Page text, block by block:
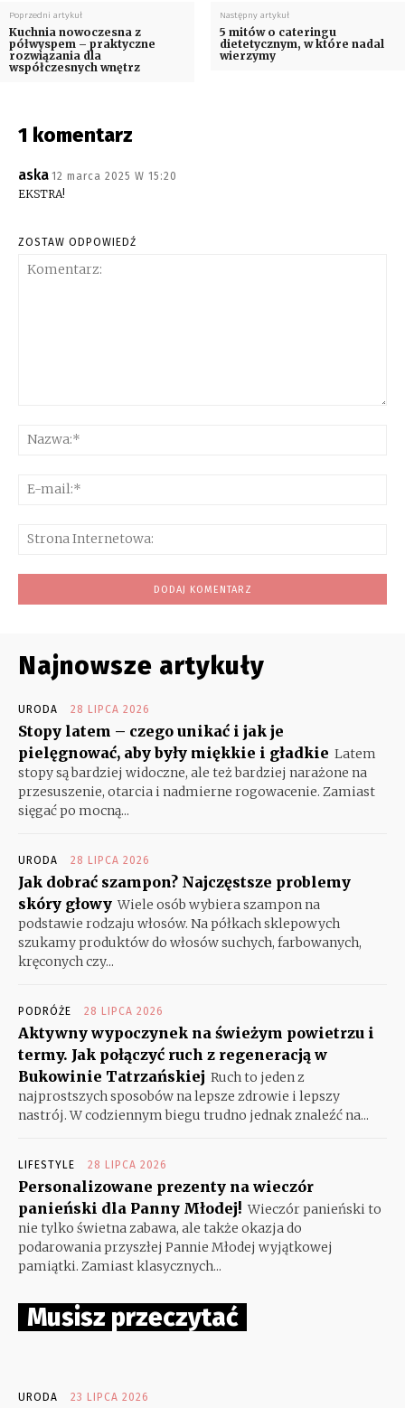
Poprzedni artykuł
Kuchnia nowoczesna z
półwyspem – praktyczne
rozwiązania dla
współczesnych wnętrz
Następny artykuł
5 mitów o cateringu
dietetycznym, w które nadal
wierzymy
1 komentarz
aska 12 marca 2025 W 15:20
EKSTRA!
ZOSTAW ODPOWIEDŹ
Najnowsze artykuły
URODA 28 LIPCA 2026
Stopy latem – czego unikać i jak je
pielęgnować, aby były miękkie i gładkie Latem
stopy są bardziej widoczne, ale też bardziej narażone na
przesuszenie, otarcia i nadmierne rogowacenie. Zamiast
sięgać po mocną...
URODA 28 LIPCA 2026
Jak dobrać szampon? Najczęstsze problemy
skóry głowy Wiele osób wybiera szampon na
podstawie rodzaju włosów. Na półkach sklepowych
szukamy produktów do włosów suchych, farbowanych,
kręconych czy...
PODRÓŻE 28 LIPCA 2026
Aktywny wypoczynek na świeżym powietrzu i
termy. Jak połączyć ruch z regeneracją w
Bukowinie Tatrzańskiej Ruch to jeden z
najprostszych sposobów na lepsze zdrowie i lepszy
nastrój. W codziennym biegu trudno jednak znaleźć na...
LIFESTYLE 28 LIPCA 2026
Personalizowane prezenty na wieczór
panieński dla Panny Młodej! Wieczór panieński to
nie tylko świetna zabawa, ale także okazja do
podarowania przyszłej Pannie Młodej wyjątkowej
pamiątki. Zamiast klasycznych...
Musisz przeczytać
URODA 23 LIPCA 2026